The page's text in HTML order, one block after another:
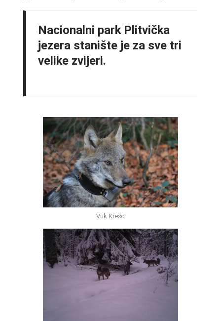
Nacionalni park Plitvička
jezera stanište je za sve tri
velike zvijeri.
Vuk Krešo